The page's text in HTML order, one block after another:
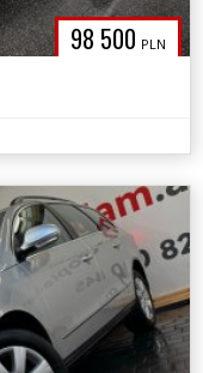
98 500 PLN